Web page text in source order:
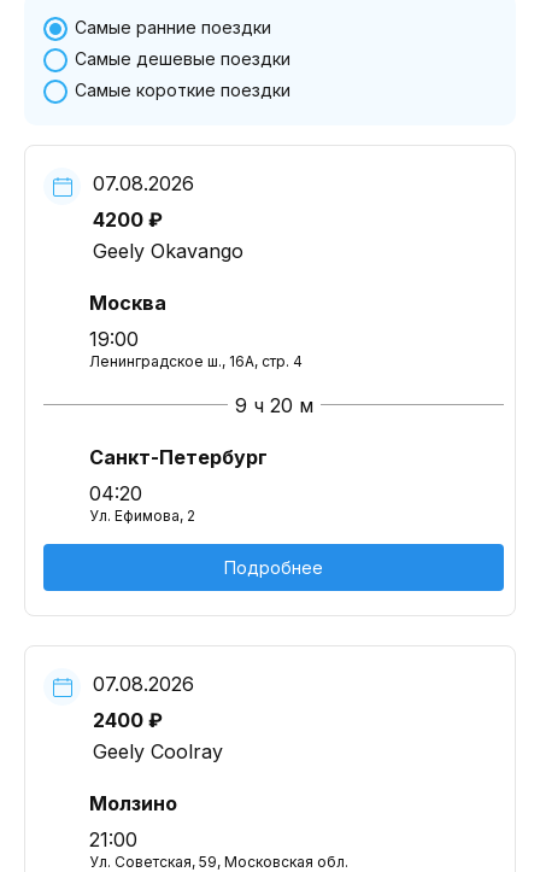
Самые ранние поездки
Самые дешевые поездки
Самые короткие поездки
07.08.2026
4200 ₽
Geely Okavango
Москва
19:00
Ленинградское ш., 16А, стр. 4
9 ч 20 м
Санкт-Петербург
04:20
Ул. Ефимова, 2
Подробнее
07.08.2026
2400 ₽
Geely Coolray
Молзино
21:00
Ул. Советская, 59, Московская обл.